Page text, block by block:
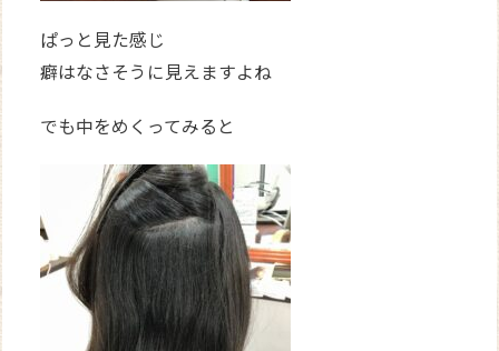
ぱっと見た感じ
癖はなさそうに見えますよね
でも中をめくってみると